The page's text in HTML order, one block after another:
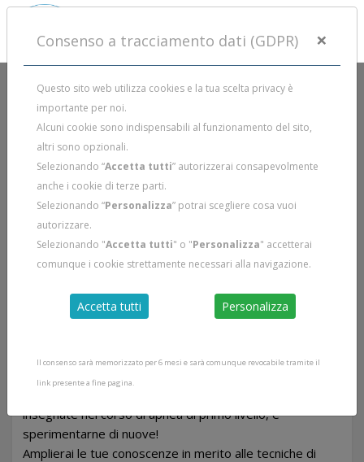
I CORSI DI APNEA A PRATO
Per info sui corsi di apnea a Prato+39 329 5916175o
info@duecentobar.it
CORSO APNEA 2° LIVELLO
VORREI MAGGIORI INFORMAZIONI
Il corso di apnea di secondo livello ti permetterà di
insegnate nel corso di apnea di primo livello, e
sperimentarne di nuove!
Amplierai le tue conoscenze in merito alle tecniche di
Consenso a tracciamento dati (GDPR) ×
Questo sito web utilizza cookies e la tua scelta privacy è
importante per noi.
Alcuni cookie sono indispensabili al funzionamento del sito,
altri sono opzionali.
Selezionando “Accetta tutti” autorizzerai consapevolmente
anche i cookie di terze parti.
Selezionando “Personalizza” potrai scegliere cosa vuoi
autorizzare.
Selezionando "Accetta tutti" o "Personalizza" accetterai
comunque i cookie strettamente necessari alla navigazione.
Accetta tutti Personalizza
Il consenso sarà memorizzato per 6 mesi e sarà comunque revocabile tramite il
link presente a fine pagina.